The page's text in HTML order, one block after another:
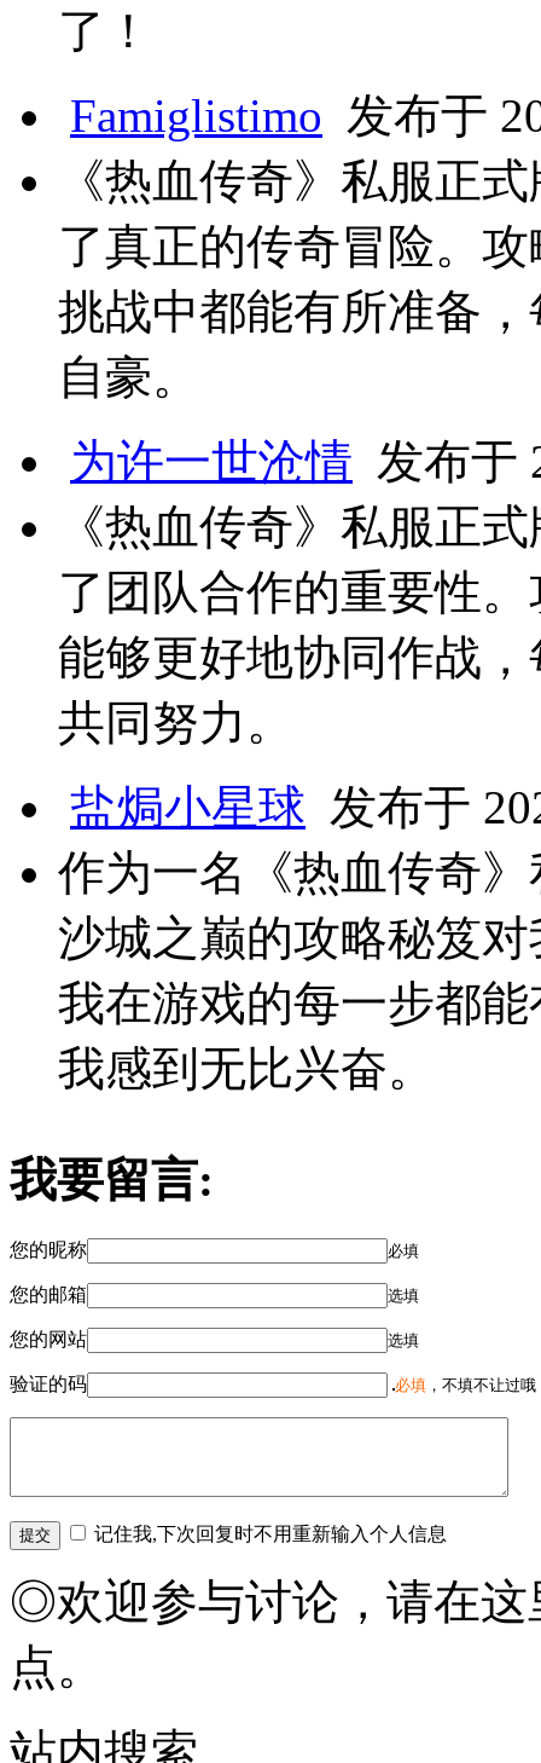
了！
Famiglistimo 发布于
《热血传奇》私服正
了真正的传奇冒险。
挑战中都能有所准备
自豪。
为许一世沧情 发布于
《热血传奇》私服正
了团队合作的重要性
能够更好地协同作战
共同努力。
盐焗小星球 发布于
作为一名《热血传奇
沙城之巅的攻略秘笈
我在游戏的每一步都
我感到无比兴奋。
我要留言:
您的昵称 必填
您的邮箱 选填
您的网站 选填
验证的码 必填 ，不填不让过
记住我,下次回复时不用重新输入个人信息
◎欢迎参与讨论，请在这
点。
站内搜索